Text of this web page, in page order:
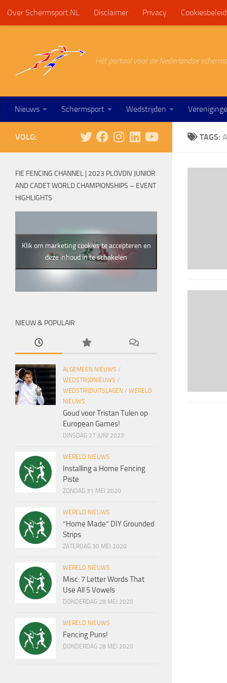
Doorgaan naar inhoud
Over Schermsport.NL Disclaimer Privacy
Hét portaal voor de Nederlandse
Nieuws Schermsport Wedstrijden
TAGS:
VOLG:
FIE FENCING CHANNEL | 2023 PLOVDIV JUNIOR
AND CADET WORLD CHAMPIONSHIPS – EVENT
HIGHLIGHTS
Klik om marketing cookies te accepteren en
deze inhoud in te schakelen
NIEUW & POPULAIR
ALGEMEEN NIEUWS /
WEDSTRIJDNIEUWS /
WEDSTRIJDUITSLAGEN / WERELD
NIEUWS
Goud voor Tristan Tulen op
European Games!
DINSDAG 27 JUNI 2023
WERELD NIEUWS
Installing a Home Fencing
Piste
ZONDAG 31 MEI 2020
WERELD NIEUWS
“Home Made” DIY Grounded
Strips
ZATERDAG 30 MEI 2020
WERELD NIEUWS
Misc: 7 Letter Words That
Use All 5 Vowels
DONDERDAG 28 MEI 2020
WERELD NIEUWS
Fencing Puns!
DONDERDAG 28 MEI 2020